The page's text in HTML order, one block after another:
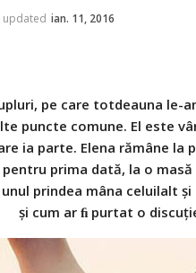
updated ian. 11, 2016
pe care totdeauna le-
puncte comune. El este
ia parte. Elena rămâne la
prima dată, la o
prindea mâna celuilalt
şi cum ar ﬁ purtat o